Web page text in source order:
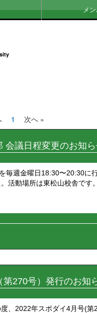
メ
1 次へ »
会議日程変更のお知
毎週金曜日18:30〜20:30に
活動場所は東松山校舎です
第270号）発行のお知
、2022年スポダイ4月号(第